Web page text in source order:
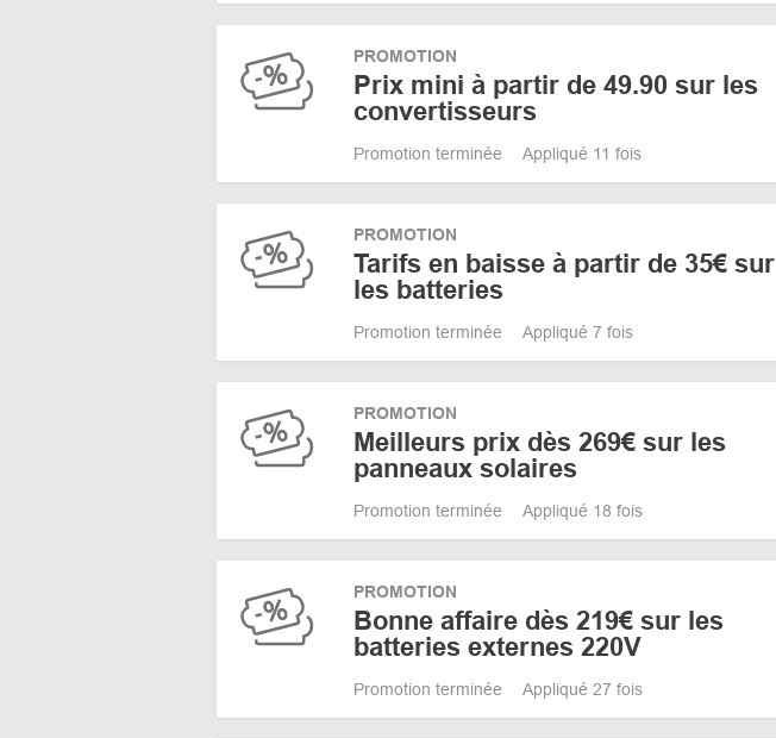
PROMOTION
Prix mini à partir de 49.90 sur les
convertisseurs
Promotion terminée Appliqué 11 fois
PROMOTION
Tarifs en baisse à partir de 35€ sur
les batteries
Promotion terminée Appliqué 7 fois
PROMOTION
Meilleurs prix dès 269€ sur les
panneaux solaires
Promotion terminée Appliqué 18 fois
PROMOTION
Bonne affaire dès 219€ sur les
batteries externes 220V
Promotion terminée Appliqué 27 fois